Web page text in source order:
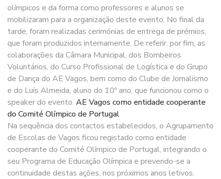
olímpicos e da forma como professores e alunos se
mobilizaram para a organização deste evento. No final da
tarde, foram realizadas cerimónias de entrega de prémios,
que foram produzidos internamente. De referir, por fim, as
colaborações da Câmara Municipal, dos Bombeiros
Voluntários, do Curso Profissional de Logística e do Grupo
de Dança do AE Vagos, bem como do Clube de Jornalismo
e do Luís Almeida, aluno do 10º ano, que funcionou como o
speaker do evento. AE Vagos como entidade cooperante
do Comité Olímpico de Portugal
Na sequência dos contactos estabelecidos, o Agrupamento
de Escolas de Vagos ficou registado como entidade
cooperante do Comité Olímpico de Portugal, integrando o
seu Programa de Educação Olímpica e prevendo-se a
continuidade destas ações, nos próximos anos letivos.